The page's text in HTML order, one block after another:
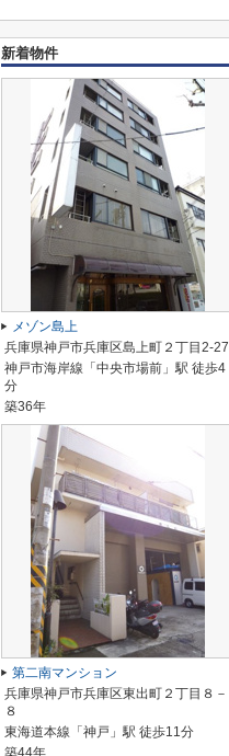
新着物件
メゾン島上
兵庫県神戸市兵庫区島上町２丁目2-27
神戸市海岸線「中央市場前」駅 徒歩4
分
築36年
第二南マンション
兵庫県神戸市兵庫区東出町２丁目８－
８
東海道本線「神戸」駅 徒歩11分
築44年